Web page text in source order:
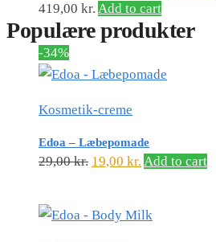
419,00 kr. Add to cart
Populære produkter
-34%
Kosmetik-creme
Edoa – Læbepomade
29,00kr. 19,00 kr. Add to cart